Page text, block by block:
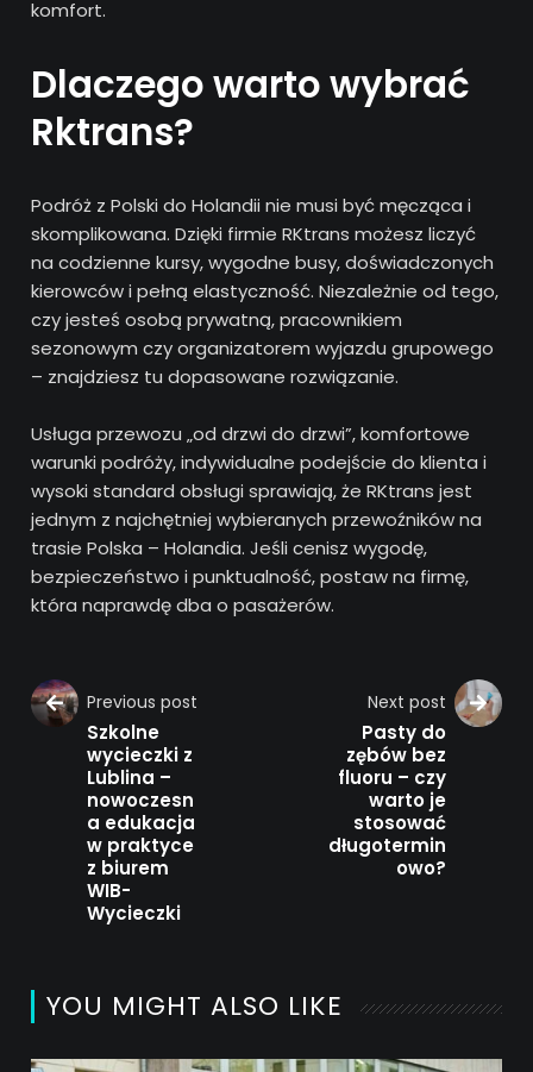
komfort.
Dlaczego warto wybrać
Rktrans?
Podróż z Polski do Holandii nie musi być męcząca i
skomplikowana. Dzięki firmie RKtrans możesz liczyć
na codzienne kursy, wygodne busy, doświadczonych
kierowców i pełną elastyczność. Niezależnie od tego,
czy jesteś osobą prywatną, pracownikiem
sezonowym czy organizatorem wyjazdu grupowego
– znajdziesz tu dopasowane rozwiązanie.
Usługa przewozu „od drzwi do drzwi”, komfortowe
warunki podróży, indywidualne podejście do klienta i
wysoki standard obsługi sprawiają, że RKtrans jest
jednym z najchętniej wybieranych przewoźników na
trasie Polska – Holandia. Jeśli cenisz wygodę,
bezpieczeństwo i punktualność, postaw na firmę,
która naprawdę dba o pasażerów.
Previous post
Szkolne
wycieczki z
Lublina –
nowoczesn
a edukacja
w praktyce
z biurem
WIB-
Wycieczki
Next post
Pasty do
zębów bez
fluoru – czy
warto je
stosować
długotermin
owo?
YOU MIGHT ALSO LIKE